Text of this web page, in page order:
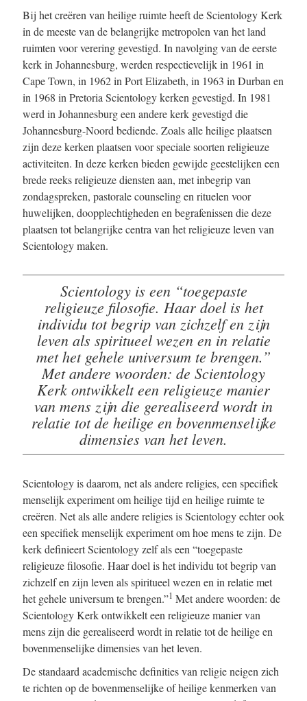
Bij het creëren van heilige ruimte heeft de Scientology Kerk
in de meeste van de belangrijke metropolen van het land
ruimten voor verering gevestigd. In navolging van de eerste
kerk in Johannesburg, werden respectievelijk in 1961 in
Cape Town, in 1962 in Port Elizabeth, in 1963 in Durban en
in 1968 in Pretoria Scientology kerken gevestigd. In 1981
werd in Johannesburg een andere kerk gevestigd die
Johannesburg-Noord bediende. Zoals alle heilige plaatsen
zijn deze kerken plaatsen voor speciale soorten religieuze
activiteiten. In deze kerken bieden gewijde geestelijken een
brede reeks religieuze diensten aan, met inbegrip van
zondagspreken, pastorale counseling en rituelen voor
huwelijken, doopplechtigheden en begrafenissen die deze
plaatsen tot belangrijke centra van het religieuze leven van
Scientology maken.
Scientology is een “toegepaste
religieuze filosofie. Haar doel is het
individu tot begrip van zichzelf en zijn
leven als spiritueel wezen en in relatie
met het gehele universum te brengen.”
Met andere woorden: de Scientology
Kerk ontwikkelt een religieuze manier
van mens zijn die gerealiseerd wordt in
relatie tot de heilige en bovenmenselijke
dimensies van het leven.
Scientology is daarom, net als andere religies, een specifiek
menselijk experiment om heilige tijd en heilige ruimte te
creëren. Net als alle andere religies is Scientology echter ook
een specifiek menselijk experiment om hoe mens te zijn. De
kerk definieert Scientology zelf als een “toegepaste
religieuze filosofie. Haar doel is het individu tot begrip van
zichzelf en zijn leven als spiritueel wezen en in relatie met
het gehele universum te brengen.”1 Met andere woorden: de
Scientology Kerk ontwikkelt een religieuze manier van
mens zijn die gerealiseerd wordt in relatie tot de heilige en
bovenmenselijke dimensies van het leven.
De standaard academische definities van religie neigen zich
te richten op de bovenmenselijke of heilige kenmerken van